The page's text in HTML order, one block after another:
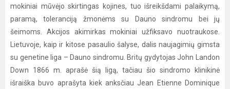
mokiniai mūvėjo skirtingas kojines, tuo išreikšdami palaikymą,
paramą, toleranciją žmonėms su Dauno sindromu bei jų
šeimoms. Akcijos akimirkas mokiniai užfiksavo nuotraukose.
Lietuvoje, kaip ir kitose pasaulio šalyse, dalis naujagimių gimsta
su genetine liga – Dauno sindromu. Britų gydytojas John Landon
Down 1866 m. aprašė šią ligą, tačiau šio sindromo klinikinė
išraiška buvo aprašyta kiek anksčiau Jean Etienne Dominique